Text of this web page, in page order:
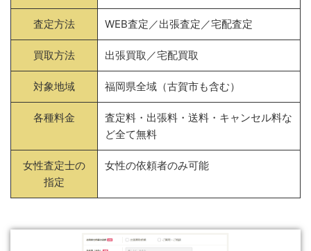
査定方法 WEB査定／出張査定／宅配査定
買取方法 出張買取／宅配買取
対象地域 福岡県全域（古賀市も含む）
各種料金
査定料・出張料・送料・キャンセル料な
ど全て無料
女性査定士の
指定
女性の依頼者のみ可能